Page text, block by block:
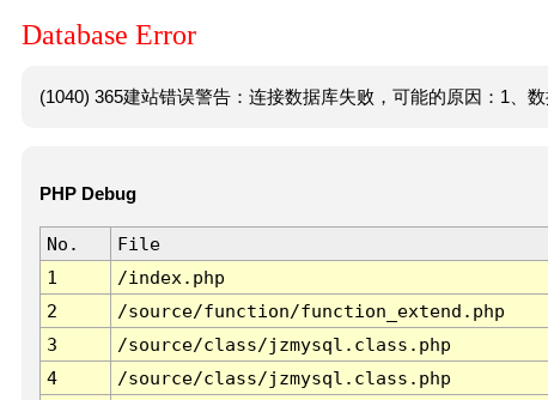
Database Error
(1040) 365建站错误警告：连接数据库失败，可能的原因：1、
PHP Debug
No. File
1
/index.php
2
/source/function/function_extend.php
3
/source/class/jzmysql.class.php
4
/source/class/jzmysql.class.php